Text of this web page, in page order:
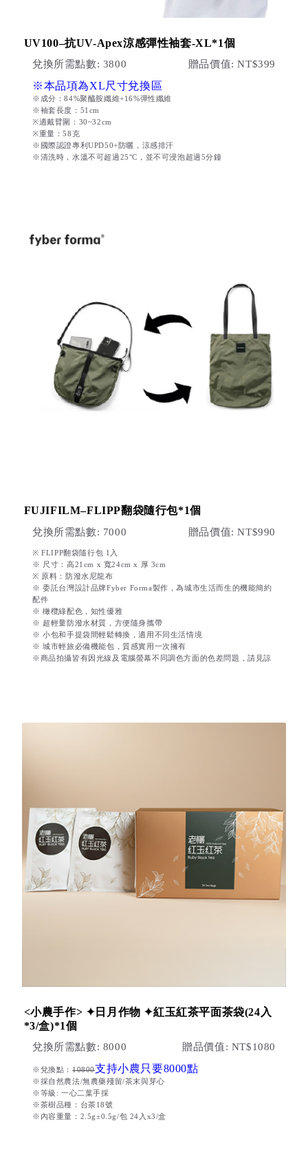
UV100–抗UV-Apex涼感彈性袖套-XL*1個
兌換所需點數: 3800 贈品價值: NT$399
※本品項為XL尺寸兌換區
※成分：84%聚醯胺纖維+16%彈性纖維
※袖套長度：51cm
※適戴臂圍：30~32cm
※重量：58克
※國際認證專利UPD50+防曬，涼感排汗
※清洗時，水溫不可超過25°C，並不可浸泡超過5分鐘
FUJIFILM–FLIPP翻袋隨行包*1個
兌換所需點數: 7000 贈品價值: NT$990
※ FLIPP翻袋隨行包 1入
※ 尺寸：高21cm x 寬24cm x 厚 3cm
※ 原料：防潑水尼龍布
※ 委託台灣設計品牌Fyber Forma製作，為城市生活而生的機能簡約
配件
※ 橄欖綠配色，知性優雅
※ 超輕量防潑水材質，方便隨身攜帶
※ 小包和手提袋間輕鬆轉換，適用不同生活情境
※ 城市輕旅必備機能包，質感實用一次擁有
※商品拍攝皆有因光線及電腦螢幕不同調色方面的色差問題，請見諒
<小農手作> ✦日月作物 ✦紅玉紅茶平面茶袋(24入
*3/盒)*1個
兌換所需點數: 8000 贈品價值: NT$1080
※兌換點： 10800支持小農只要8000點
※採自然農法/無農藥殘留/茶末與芽心
※等級: 一心二葉手採
※茶樹品種：台茶18號
※內容重量：2.5g±0.5g/包 24入x3/盒